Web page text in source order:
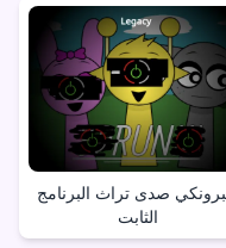
صدى تراث البرنامج
الثابت